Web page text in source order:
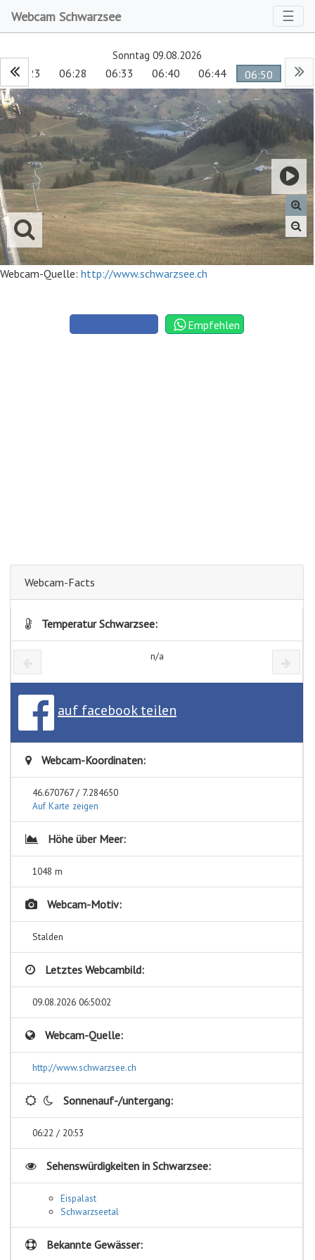
Webcam Schwarzsee ☰
Sonntag 09.08.2026
06:23 06:28 06:33 06:40 06:44 06:50
Webcam-Quelle: http://www.schwarzsee.ch
Empfehlen
Webcam-Facts
Temperatur Schwarzsee:
n/a
auf facebook teilen
Webcam-Koordinaten:
46.670767 / 7.284650
Auf Karte zeigen
Höhe über Meer:
1048 m
Webcam-Motiv:
Stalden
Letztes Webcambild:
09.08.2026 06:50:02
Webcam-Quelle:
http://www.schwarzsee.ch
Sonnenauf-/untergang:
06:22 / 20:53
Sehenswürdigkeiten in Schwarzsee:
Eispalast
Schwarzseetal
Bekannte Gewässer: